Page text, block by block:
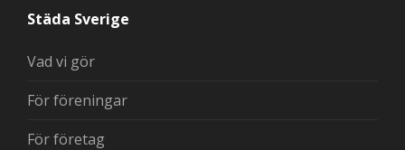
Städa Sverige
Vad vi gör
För föreningar
För företag